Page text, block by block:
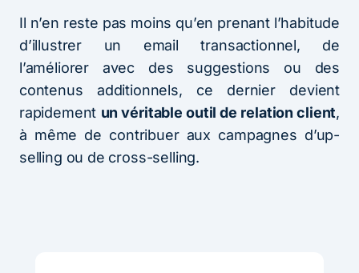
Il n’en reste pas moins qu’en prenant l’habitude
d’illustrer un email transactionnel, de
l’améliorer avec des suggestions ou des
contenus additionnels, ce dernier devient
rapidement un véritable outil de relation client,
à même de contribuer aux campagnes d’up-
selling ou de cross-selling.